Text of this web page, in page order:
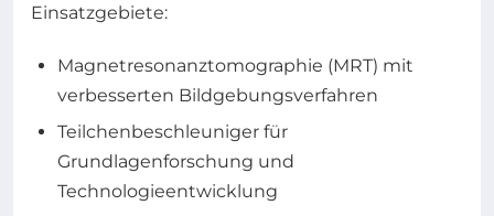
Einsatzgebiete:
Magnetresonanztomographie (MRT) mit
verbesserten Bildgebungsverfahren
Teilchenbeschleuniger für
Grundlagenforschung und
Technologieentwicklung